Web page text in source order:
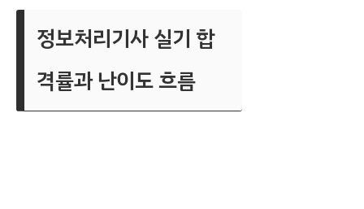
정보처리기사 실기 합
격률과 난이도 흐름